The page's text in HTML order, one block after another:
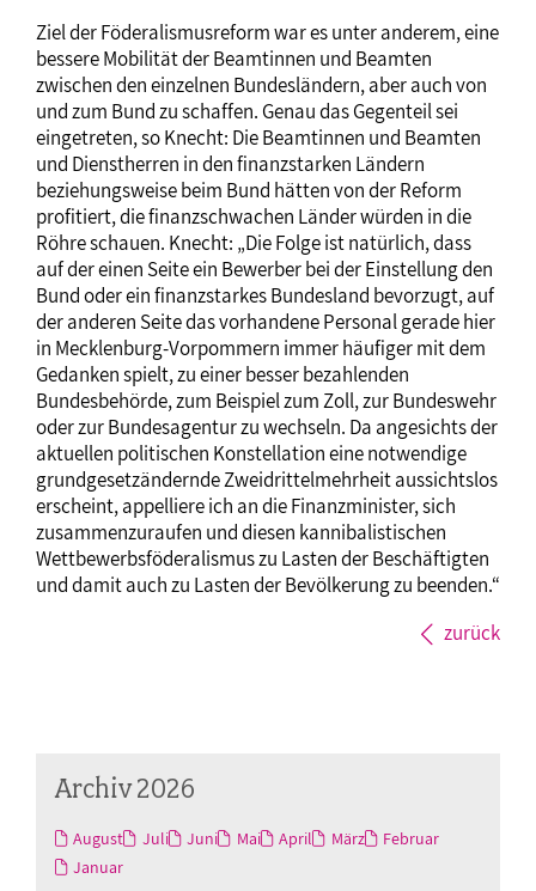
Ziel der Föderalismusreform war es unter anderem, eine
bessere Mobilität der Beamtinnen und Beamten
zwischen den einzelnen Bundesländern, aber auch von
und zum Bund zu schaffen. Genau das Gegenteil sei
eingetreten, so Knecht: Die Beamtinnen und Beamten
und Dienstherren in den finanzstarken Ländern
beziehungsweise beim Bund hätten von der Reform
profitiert, die finanzschwachen Länder würden in die
Röhre schauen. Knecht: „Die Folge ist natürlich, dass
auf der einen Seite ein Bewerber bei der Einstellung den
Bund oder ein finanzstarkes Bundesland bevorzugt, auf
der anderen Seite das vorhandene Personal gerade hier
in Mecklenburg-Vorpommern immer häufiger mit dem
Gedanken spielt, zu einer besser bezahlenden
Bundesbehörde, zum Beispiel zum Zoll, zur Bundeswehr
oder zur Bundesagentur zu wechseln. Da angesichts der
aktuellen politischen Konstellation eine notwendige
grundgesetzändernde Zweidrittelmehrheit aussichtslos
erscheint, appelliere ich an die Finanzminister, sich
zusammenzuraufen und diesen kannibalistischen
Wettbewerbsföderalismus zu Lasten der Beschäftigten
und damit auch zu Lasten der Bevölkerung zu beenden.“
zurück
Archiv 2026
August Juli Juni Mai April März
Februar
Januar